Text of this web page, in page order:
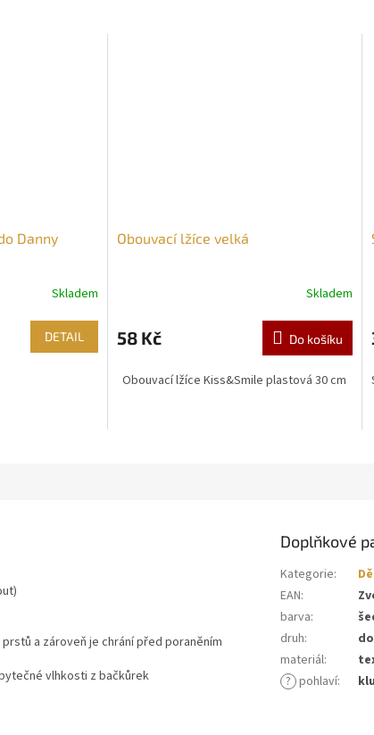
Danny
Skladem
DETAIL
Obouvací lžíce velká
Skladem
58 Kč Do košíku
Obouvací lžíce Kiss&Smile plastová 30 cm
a zároveň je chrání před poraněním
vlhkosti z bačkůrek
Doplňkové
Kategorie:
EAN:
barva:
druh:
materiál:
? pohlaví: